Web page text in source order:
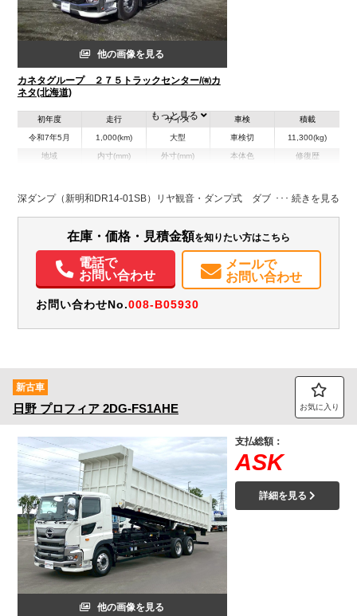
他の画像を見る
カネタグループ ２７５トラックセンター/㈲カ
ネタ(北海道)
初年度
令和7年5月
走行
1,000(km)
サイズ
大型
車検
車検切
積載
11,300(kg)
地域 内寸(mm)
H:1,600
外寸(mm)
H:3,760
本体色 修復歴
エアコン パワステ パワーウィンドウ ABS エアバッグ
バックモニター
PMマフラー
Sリミッタ
もっと見る
深ダンプ（新明和DR14-01SB）リヤ観音・ダンプ式 ダブルゲート 33㎥
在庫・価格・見積金額を知りたい方はこちら
電話で
お問い合わせ
メールで
お問い合わせ
お問い合わせNo.008-B05930
新古車
日野 プロフィア 2DG-FS1AHE お気に入り
他の画像を見る
支払総額：
ASK
詳細を見る